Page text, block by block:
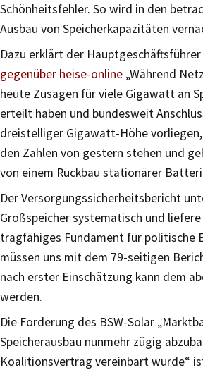
Schönheitsfehler. So wird in den
Ausbau von Speicherkapazitäten
Dazu erklärt der Hauptgeschäftsführer
gegenüber heise-online „Während
heute Zusagen für viele Gigawatt an
erteilt haben und bundesweit
dreistelliger Gigawatt-Höhe
den Zahlen von gestern stehen und
von einem Rückbau stationärer
Der Versorgungssicherheitsbericht
Großspeicher systematisch und
tragfähiges Fundament für politische
müssen uns mit dem 79-seitigen
nach erster Einschätzung kann dem
werden.
Die Forderung des BSW-Solar
Speicherausbau nunmehr zügig
Koalitionsvertrag vereinbart wurde“